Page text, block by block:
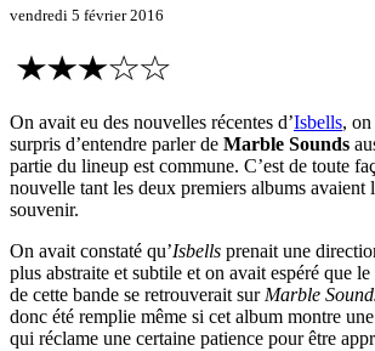
vendredi 5 février 2016
On avait eu des nouvelles récentes d’Isbells, on
surpris d’entendre parler de Marble Sounds
partie du lineup est commune. C’est de toute
nouvelle tant les deux premiers albums avaient
souvenir.
On avait constaté qu’Isbells prenait une
plus abstraite et subtile et on avait espéré que
de cette bande se retrouverait sur Marble
donc été remplie même si cet album montre
qui réclame une certaine patience pour être